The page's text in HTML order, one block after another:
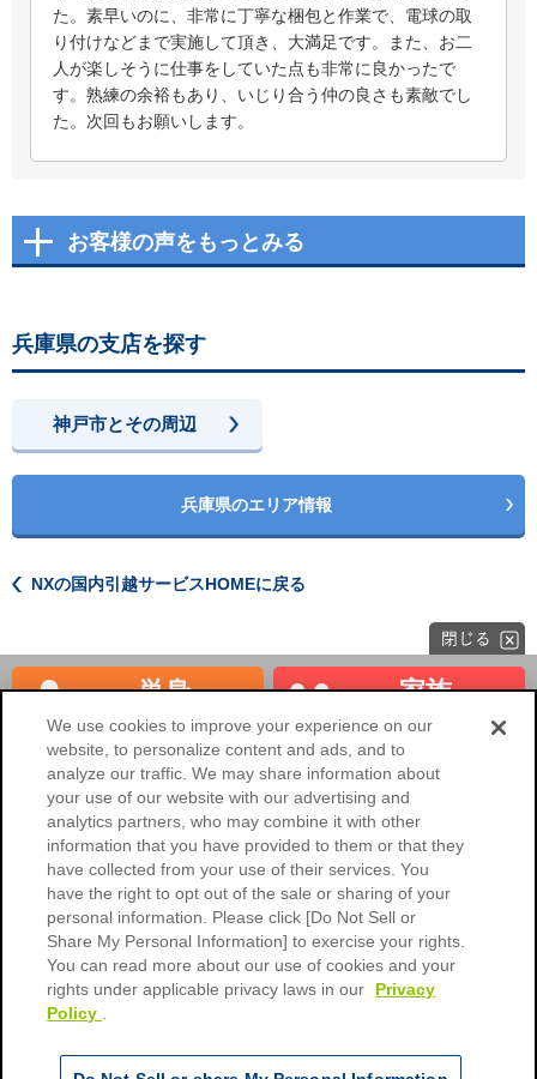
た。素早いのに、非常に丁寧な梱包と作業で、電球の取
り付けなどまで実施して頂き、大満足です。また、お二
人が楽しそうに仕事をしていた点も非常に良かったで
す。熟練の余裕もあり、いじり合う仲の良さも素敵でし
た。次回もお願いします。
お客様の声をもっとみる
兵庫県の支店を探す
神戸市とその周辺
兵庫県のエリア情報
NXの国内引越サービスHOMEに戻る
単身 家族
海外へのお引越し 法人のお客様
NXの国内引越サービスHOME
会社概要 ご利用環境
個人情報保護について
個人情報保護に関するご協力のお
願い
標準引越運送約款 標準貨物自動車運送約款
引越荷物運送保険約款 引越荷物運送保険のご案内
We use cookies to improve your experience on our
website, to personalize content and ads, and to
analyze our traffic. We may share information about
your use of our website with our advertising and
analytics partners, who may combine it with other
information that you have provided to them or that they
have collected from your use of their services. You
have the right to opt out of the sale or sharing of your
personal information. Please click [Do Not Sell or
Share My Personal Information] to exercise your rights.
You can read more about our use of cookies and your
rights under applicable privacy laws in our
Privacy
Policy